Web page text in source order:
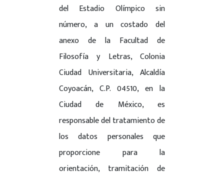
del Estadio Olímpico sin
número, a un costado del
anexo de la Facultad de
Filosofía y Letras, Colonia
Ciudad Universitaria, Alcaldía
Coyoacán, C.P. 04510, en la
Ciudad de México, es
responsable del tratamiento de
los datos personales que
proporcione para la
orientación, tramitación de